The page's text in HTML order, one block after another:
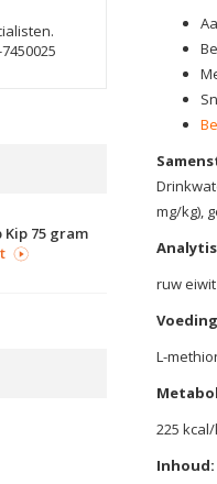
Kip 75 gram
mg/kg),
ruw eiwit
L-
225 kcal/
Inhoud: